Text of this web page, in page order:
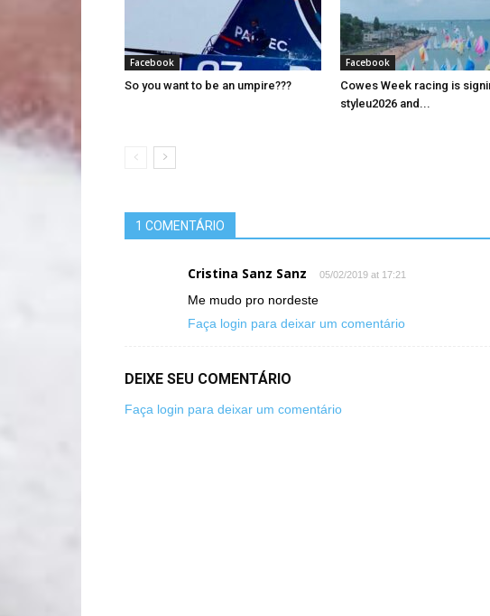
Facebook
So you want to be an umpire???
Facebook
Cowes Week racing is
styleu2026 and...
1 COMENTÁRIO
Cristina Sanz Sanz 05/02/2019 at 17:21
Me mudo pro nordeste
Faça login para deixar um comentário
DEIXE SEU COMENTÁRIO
Faça login para deixar um comentário